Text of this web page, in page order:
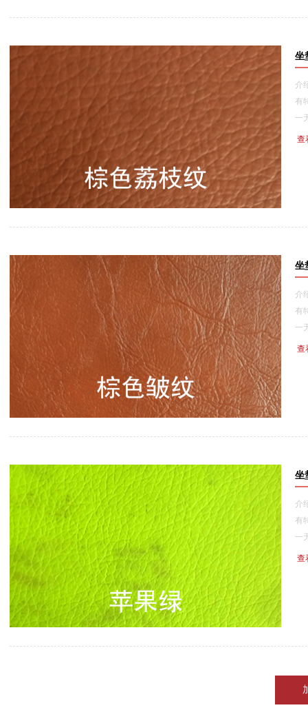
坐
介
有
一无
查
坐
介
有
一
查
坐
介
有
一无
查